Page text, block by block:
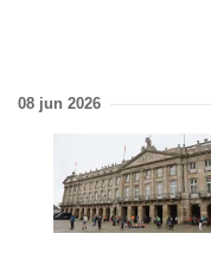
08 jun 2026